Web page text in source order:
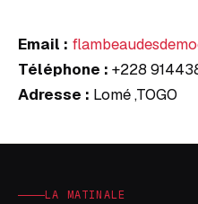
Email :
Téléphone : +228
Adresse : Lomé ,TOGO
LA MATINALE